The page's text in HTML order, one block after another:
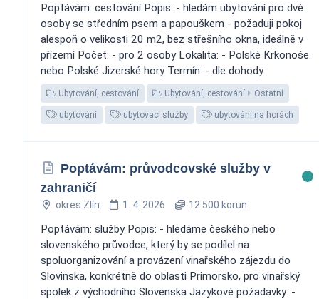
Poptávám: cestování Popis: - hledám ubytování pro dvě
osoby se středním psem a papouškem - požaduji pokoj
alespoň o velikosti 20 m2, bez střešního okna, ideálně v
přízemí Počet: - pro 2 osoby Lokalita: - Polské Krkonoše
nebo Polské Jizerské hory Termín: - dle dohody
Ubytování, cestování Ubytování, cestování Ostatní
ubytování ubytovací služby ubytování na horách
Poptávám: průvodcovské služby v
zahraničí
okres Zlín 1. 4. 2026 12 500 korun
Poptávám: služby Popis: - hledáme českého nebo
slovenského průvodce, který by se podílel na
spoluorganizování a provázení vinařského zájezdu do
Slovinska, konkrétně do oblasti Primorsko, pro vinařský
spolek z východního Slovenska Jazykové požadavky: -